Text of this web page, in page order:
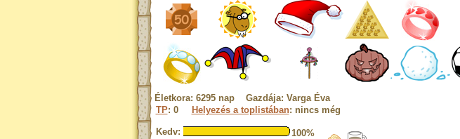
Életkora: 6295 nap Gazdája: Varga Éva
TP: 0 Helyezés a toplistában: nincs még
Kedv:
100%